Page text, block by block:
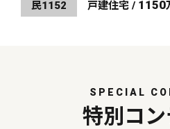
民1152 戸建住宅 / 1150
SPECIAL
特別コ